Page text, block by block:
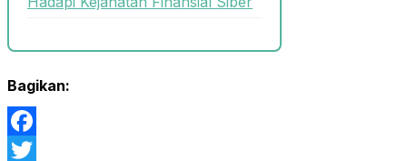
Bagikan:
Facebook